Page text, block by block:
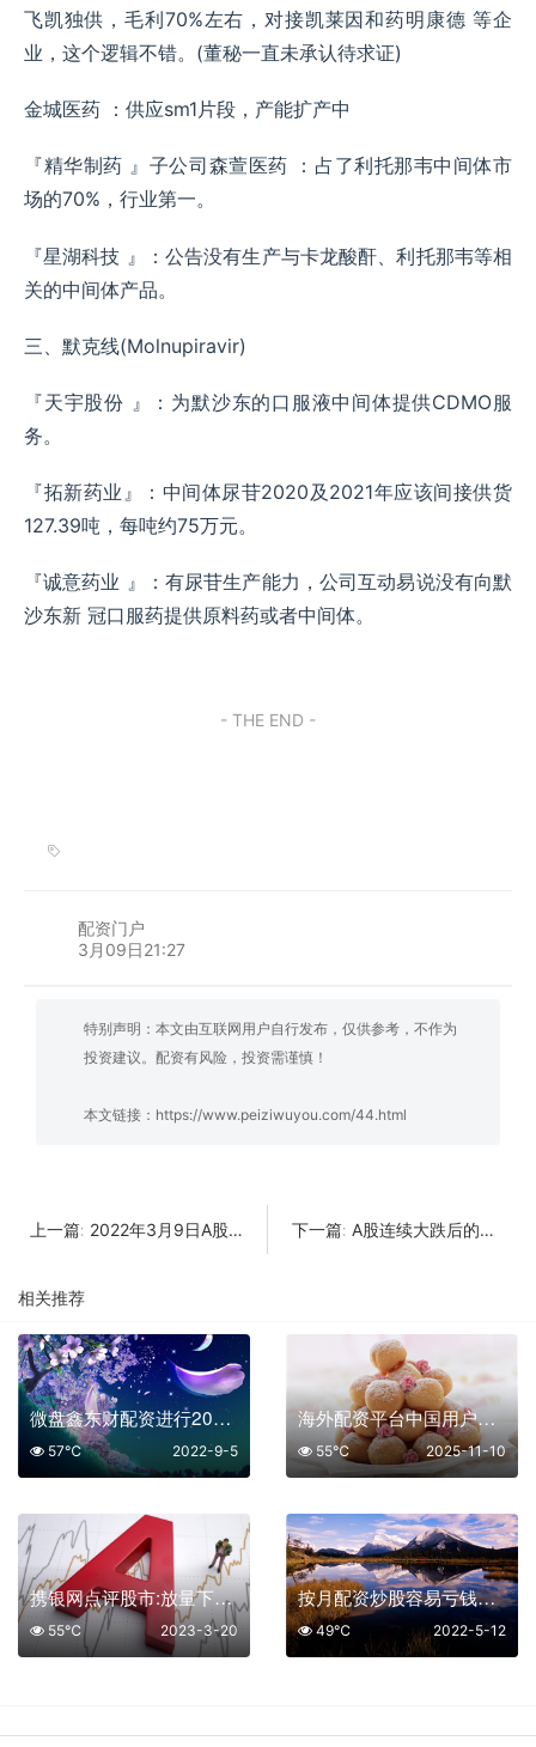
飞凯独供，毛利70%左右，对接凯莱因和药明康德 等企
业，这个逻辑不错。(董秘一直未承认待求证)
金城医药 ：供应sm1片段，产能扩产中
『精华制药 』子公司森萱医药 ：占了利托那韦中间体市
场的70%，行业第一。
『星湖科技 』：公告没有生产与卡龙酸酐、利托那韦等相
关的中间体产品。
三、默克线(Molnupiravir)
『天宇股份 』：为默沙东的口服液中间体提供CDMO服
务。
『拓新药业』：中间体尿苷2020及2021年应该间接供货
127.39吨，每吨约75万元。
『诚意药业 』：有尿苷生产能力，公司互动易说没有向默
沙东新 冠口服药提供原料药或者中间体。
- THE END -
配资门户
3月09日21:27
特别声明：本文由互联网用户自行发布，仅供参考，不作为
投资建议。配资有风险，投资需谨慎！
本文链接： https://www.peiziwuyou.com/44.html
上一篇: 2022年3月9日A股复盘 下一篇: A股连续大跌后的深度思考
相关推荐
微盘鑫东财配资进行2022年9月5今日股市分析
2022-9-5
57℃
海外配资平台中国用户排名
2025-11-10
55℃
携银网点评股市:放量下跌杀出恐慌，明日开始绝地反击
2023-3-20
55℃
按月配资炒股容易亏钱还是赚钱
2022-5-12
49℃